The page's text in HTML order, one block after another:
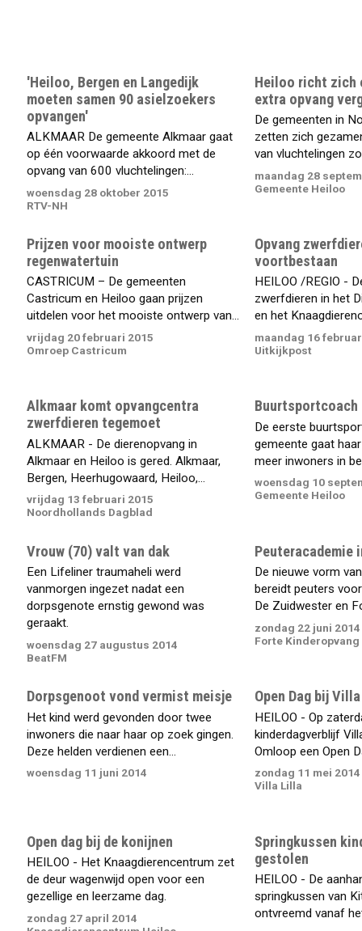
'Heiloo, Bergen en Langedijk
moeten samen 90 asielzoekers
opvangen'
ALKMAAR De gemeente Alkmaar gaat
op één voorwaarde akkoord met de
opvang van 600 vluchtelingen:...
woensdag 28 oktober 2015
RTV-NH
Heiloo richt zich
extra opvang
De gemeenten in
zetten zich
van vluchtelingen
maandag 28
Gemeente Heiloo
Prijzen voor mooiste ontwerp
regenwatertuin
CASTRICUM – De gemeenten
Castricum en Heiloo gaan prijzen
uitdelen voor het mooiste ontwerp van...
vrijdag 20 februari 2015
Omroep Castricum
Opvang
voortbestaan
HEILOO /REGIO -
zwerfdieren in het
en het
maandag 16
Uitkijkpost
Alkmaar komt opvangcentra
zwerfdieren tegemoet
ALKMAAR - De dierenopvang in
Alkmaar en Heiloo is gered. Alkmaar,
Bergen, Heerhugowaard, Heiloo,...
vrijdag 13 februari 2015
Noordhollands Dagblad
Buurtsportcoach
De eerste
gemeente gaat
meer inwoners in
woensdag 10
Gemeente Heiloo
Vrouw (70) valt van dak
Een Lifeliner traumaheli werd
vanmorgen ingezet nadat een
dorpsgenote ernstig gewond was
geraakt.
woensdag 27 augustus 2014
BeatFM
Peuteracademie
De nieuwe vorm
bereidt peuters
De Zuidwester en
zondag 22 juni 2014
Forte Kinderopvang
Dorpsgenoot vond vermist meisje
Het kind werd gevonden door twee
inwoners die naar haar op zoek gingen.
Deze helden verdienen een...
woensdag 11 juni 2014
Open Dag bij
HEILOO - Op
kinderdagverblijf
Omloop een Open
zondag 11 mei 2014
Villa Lilla
Open dag bij de konijnen
HEILOO - Het Knaagdierencentrum zet
de deur wagenwijd open voor een
gezellige en leerzame dag.
zondag 27 april 2014
Springkussen
gestolen
HEILOO - De
springkussen van
ontvreemd vanaf